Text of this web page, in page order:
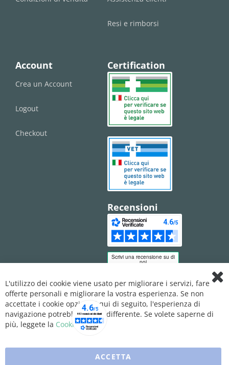
Resi e rimborsi
Account
Crea un Account
Logout
Checkout
Certification
Recensioni
L'utilizzo dei cookie viene usato per migliorare i servizi, fare
offerte personali e migliorare la vostra esperienza. Se non
accettate i cookie opzionali qui di seguito, l'esperienza di
navigazione potrebbe essere differente. Se volete saperne di
più, leggete la Cookie Policy
ACCETTA